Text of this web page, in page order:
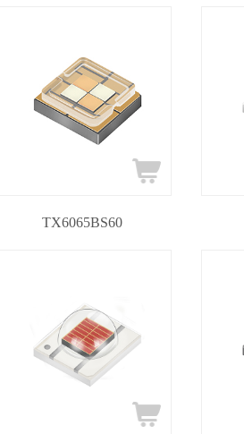
TX6065BS60